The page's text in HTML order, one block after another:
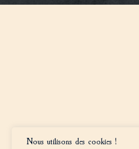
Nous utilisons des cookies !